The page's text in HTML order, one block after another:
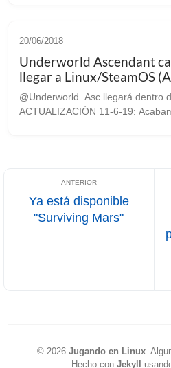
20/06/2018
Underworld Ascendant
llegar a Linux/SteamOS
@Underworld_Asc llegará dentro
ACTUALIZACIÓN 11-6-19:
Ya está disponible
"Surviving Mars"
© 2026 Jugando en Linux.
Hecho con Jekyll